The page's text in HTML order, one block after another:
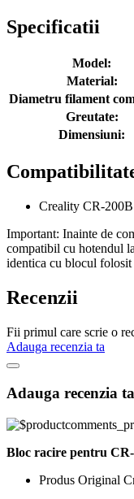
Specificatii
Model:
Material:
Diametru filament
Greutate:
Dimensiuni:
Creality CR-200B
Important: Inainte de
compatibil cu hotendul
identica cu blocul folosit
Recenzii
Fii primul care scrie o
Adauga recenzia ta
Adauga recenzia ta
Bloc racire pentru
Produs Original